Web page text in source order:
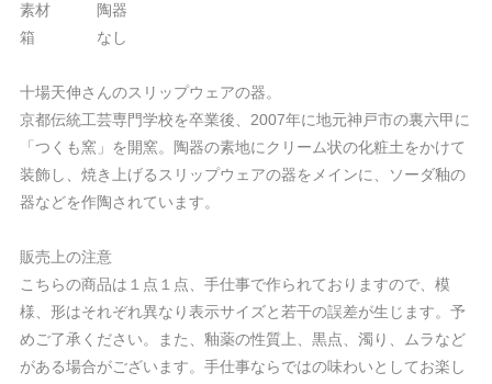
素材 陶器
箱 なし
十場天伸さんのスリップウェアの器。
京都伝統工芸専門学校を卒業後、2007年に地元神戸市の裏六甲に
「つくも窯」を開窯。陶器の素地にクリーム状の化粧土をかけて
装飾し、焼き上げるスリップウェアの器をメインに、ソーダ釉の
器などを作陶されています。
販売上の注意
こちらの商品は１点１点、手仕事で作られておりますので、模
様、形はそれぞれ異なり表示サイズと若干の誤差が生じます。予
めご了承ください。また、釉薬の性質上、黒点、濁り、ムラなど
がある場合がございます。手仕事ならではの味わいとしてお楽し